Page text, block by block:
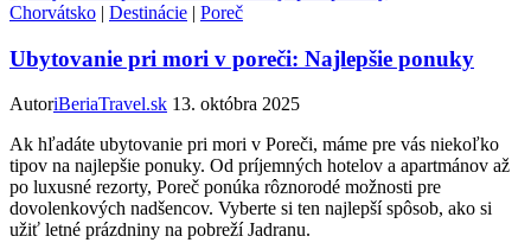
Chorvátsko | Destinácie | Poreč
Ubytovanie pri mori v poreči: Najlepšie ponuky
AutoriBeriaTravel.sk 13. októbra 2025
Ak hľadáte ubytovanie pri mori v Poreči, máme pre vás niekoľko
tipov na najlepšie ponuky. Od príjemných hotelov a apartmánov až
po luxusné rezorty, Poreč ponúka rôznorodé možnosti pre
dovolenkových nadšencov. Vyberte si ten najlepší spôsob, ako si
užiť letné prázdniny na pobreží Jadranu.